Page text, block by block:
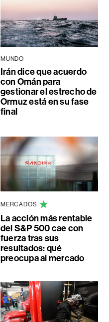
MUNDO
Irán dice que acuerdo
con Omán para
gestionar el estrecho de
Ormuz está en su fase
final
MERCADOS
La acción más rentable
del S&P 500 cae con
fuerza tras sus
resultados: qué
preocupa al mercado